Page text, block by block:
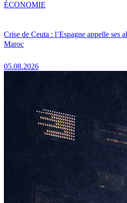
Crise de Ceuta : l’Espagne appelle ses
Maroc
05.08.2026
ÉCONOMIE